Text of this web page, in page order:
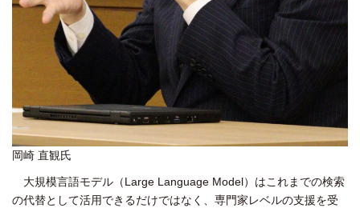
岡崎 直観氏
大規模言語モデル（Large Language Model）はこれまでの検索
の代替として活用できるだけではなく、専門家レベルの支援を受